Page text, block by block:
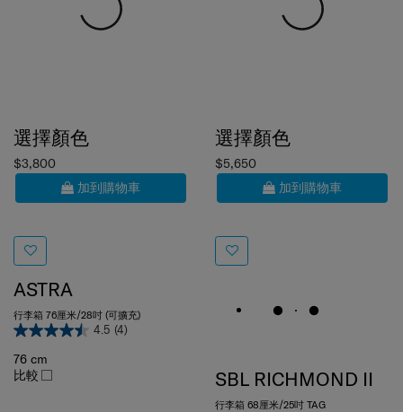
$3,800
加到購物車
ASTRA
行李箱 76厘米/28吋 (可擴充)
4.5 (4)
76 cm
比較
$5,650
加到購物車
行李箱 68厘米/25吋 TAG
0.0 (0)